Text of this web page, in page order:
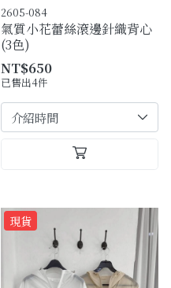
2605-084
氣質小花蕾絲滾邊針織背心
(3色)
NT$650
已售出4件
現貨